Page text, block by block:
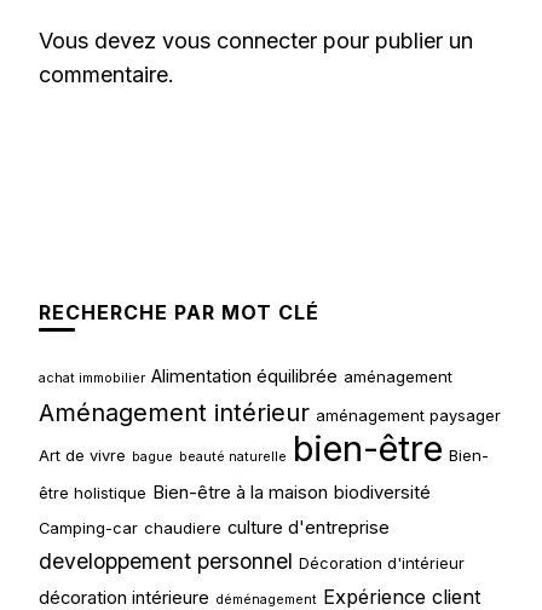
Vous devez vous connecter pour publier un
commentaire.
RECHERCHE PAR MOT CLÉ
achat immobilier Alimentation équilibrée aménagement
Aménagement intérieur aménagement paysager
Art de vivre bague beauté naturelle bien-être Bien-
être holistique Bien-être à la maison biodiversité
Camping-car chaudiere culture d'entreprise
developpement personnel Décoration d'intérieur
décoration intérieure déménagement Expérience client